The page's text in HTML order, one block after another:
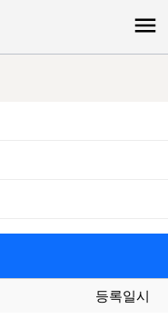
menu
등록일시